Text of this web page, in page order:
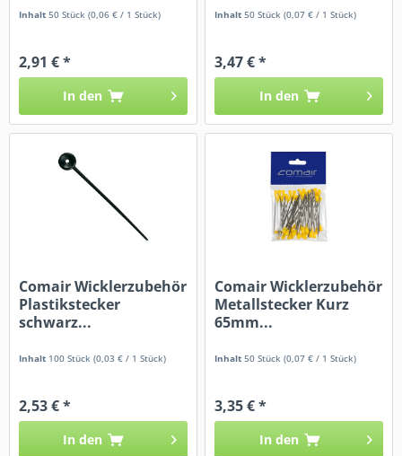
Inhalt50 Stück(0,06 € / 1 Stück)
2,91 € *
In den
Inhalt50 Stück(0,07 € / 1 Stück)
3,47 € *
In den
Comair Wicklerzubehör
Plastikstecker
schwarz...
Inhalt 100 Stück(0,03 € / 1 Stück)
2,53 € *
In den
Comair Wicklerzubehör
Metallstecker Kurz
65mm...
Inhalt50 Stück(0,07 € / 1 Stück)
3,35 € *
In den